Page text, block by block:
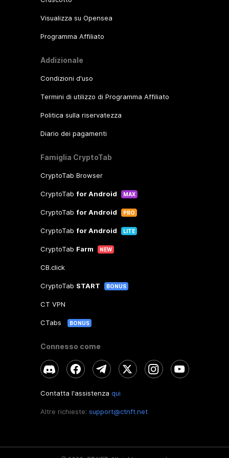
Visualizza su Opensea
Programma Affiliato
Addizionale
Condizioni d'uso
Termini di utilizzo di Programma Affiliato
Politica sulla riservatezza
Diario dei pagamenti
Famiglia CryptoTab
CryptoTab Browser
CryptoTab for Android MAX
CryptoTab for Android PRO
CryptoTab for Android LITE
CryptoTab Farm NEW
CB.click
CryptoTab START BONUS
CT VPN
CTabs BONUS
Connesso come
Contatta l'assistenza qui
Altre richieste: support@ctnft.net